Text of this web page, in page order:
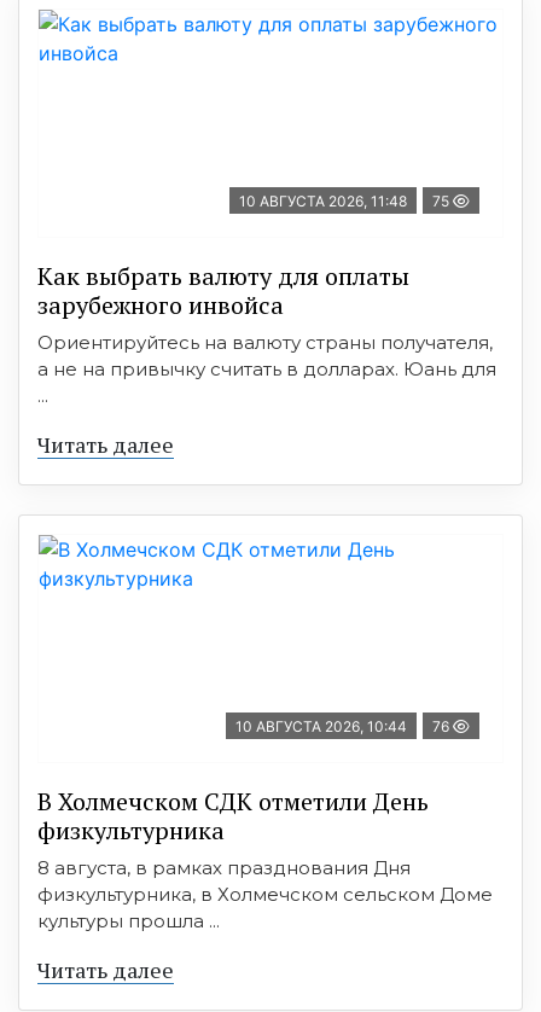
10 АВГУСТА 2026, 11:48 75
Как выбрать валюту для оплаты
зарубежного инвойса
Ориентируйтесь на валюту страны получателя,
а не на привычку считать в долларах. Юань для
...
Читать далее
10 АВГУСТА 2026, 10:44 76
В Холмечском СДК отметили День
физкультурника
8 августа, в рамках празднования Дня
физкультурника, в Холмечском сельском Доме
культуры прошла ...
Читать далее